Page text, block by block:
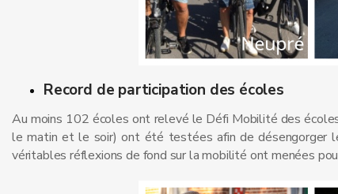
Record de participation des écoles
Au moins 102 écoles ont relevé le Défi Mobilité des
le matin et le soir) ont été testées afin de désengorger
véritables réflexions de fond sur la mobilité ont menées